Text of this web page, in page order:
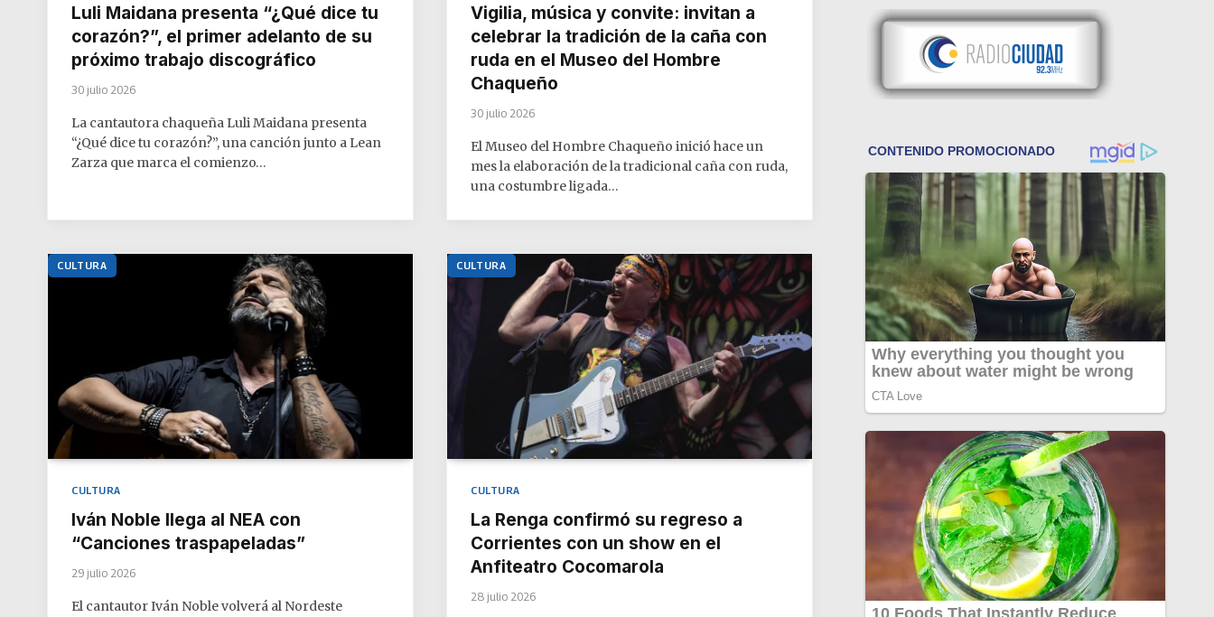
Luli Maidana presenta “¿Qué dice tu
corazón?”, el primer adelanto de su
próximo trabajo discográfico
30 julio 2026
La cantautora chaqueña Luli Maidana presenta
“¿Qué dice tu corazón?”, una canción junto a Lean
Zarza que marca el comienzo…
Vigilia, música y convite: invitan a
celebrar la tradición de la caña con
ruda en el Museo del Hombre
Chaqueño
30 julio 2026
El Museo del Hombre Chaqueño inició hace un
mes la elaboración de la tradicional caña con ruda,
una costumbre ligada…
CULTURA
CULTURA
Iván Noble llega al NEA con
“Canciones traspapeladas”
29 julio 2026
El cantautor Iván Noble volverá al Nordeste
CULTURA
CULTURA
La Renga confirmó su regreso a
Corrientes con un show en el
Anfiteatro Cocomarola
28 julio 2026